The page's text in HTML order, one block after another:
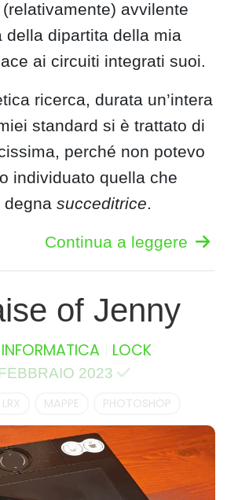
avvilente
della dipartita della mia
ai circuiti integrati suoi.
ricerca, durata un’intera
standard si è trattato di
perché non potevo
individuato quella che
degna succeditrice.
Continua a leggere
of Jenny
INFORMATICA LOCK
2023
LRX MAPPE PHOTOSHOP